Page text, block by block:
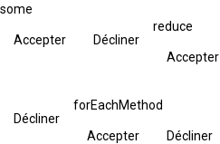
some
Accepter Décliner
reduce
Accepter
Décliner
forEachMethod
Accepter Décliner